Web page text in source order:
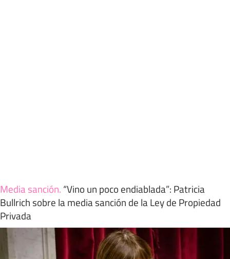
Media sanción. “Vino un poco endiablada”: Patricia
Bullrich sobre la media sanción de la Ley de Propiedad
Privada